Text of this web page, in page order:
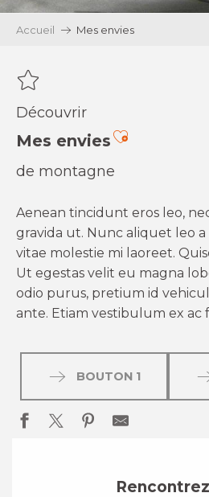
Accueil Mes envies
Découvrir
Mes enviesAjouter
de montagne
Aenean tincidunt eros leo,
gravida ut. Nunc aliquet leo
vitae molestie mi laoreet.
Ut egestas velit eu magna
odio purus, pretium id
ante. Etiam vestibulum ex ac
BOUTON 1